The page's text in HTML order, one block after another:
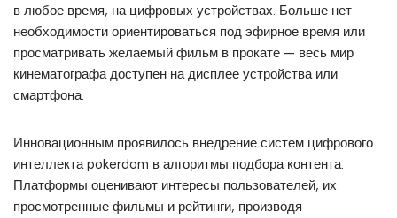
в любое время, на цифровых устройствах. Больше нет
необходимости ориентироваться под эфирное время или
просматривать желаемый фильм в прокате — весь мир
кинематографа доступен на дисплее устройства или
смартфона.
Инновационным проявилось внедрение систем цифрового
интеллекта pokerdom в алгоритмы подбора контента.
Платформы оценивают интересы пользователей, их
просмотренные фильмы и рейтинги, производя